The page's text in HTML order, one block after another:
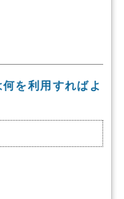
を利用すればよ